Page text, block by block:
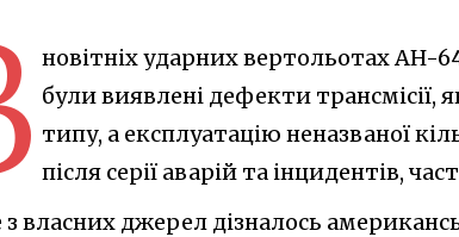
новітніх ударних вертольотах AH-
були виявлені дефекти трансмісії,
типу, а експлуатацію неназваної
після серії аварій та інцидентів,
з власних джерел дізналось